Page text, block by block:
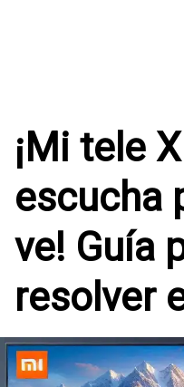
¡Mi tele
escucha
ve! Guía
resolver